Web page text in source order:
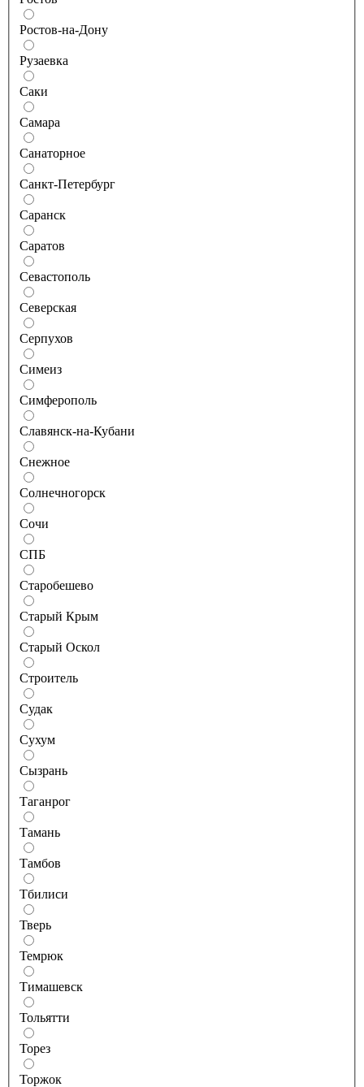
Ростов-на-Дону
Рузаевка
Саки
Самара
Санаторное
Санкт-Петербург
Саранск
Саратов
Севастополь
Северская
Серпухов
Симеиз
Симферополь
Славянск-на-Кубани
Снежное
Солнечногорск
Сочи
СПБ
Старобешево
Старый Крым
Старый Оскол
Строитель
Судак
Сухум
Сызрань
Таганрог
Тамань
Тамбов
Тбилиси
Тверь
Темрюк
Тимашевск
Тольятти
Торез
Торжок